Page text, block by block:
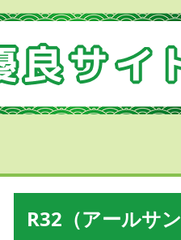
R32（アールサン